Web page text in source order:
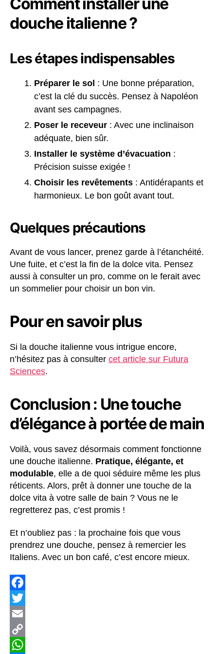
douche italienne ?
Les étapes indispensables
Préparer le sol : Une bonne préparation,
c’est la clé du succès. Pensez à Napoléon
avant ses campagnes.
Poser le receveur : Avec une inclinaison
adéquate, bien sûr.
Installer le système d’évacuation :
Précision suisse exigée !
Choisir les revêtements : Antidérapants et
harmonieux. Le bon goût avant tout.
Quelques précautions
Avant de vous lancer, prenez garde à l’étanchéité.
Une fuite, et c’est la fin de la dolce vita. Pensez
aussi à consulter un pro, comme on le ferait avec
un sommelier pour choisir un bon vin.
Pour en savoir plus
Si la douche italienne vous intrigue encore,
n’hésitez pas à consulter cet article sur Futura
Sciences.
Conclusion : Une touche
d’élégance à portée de main
Voilà, vous savez désormais comment fonctionne
une douche italienne. Pratique, élégante, et
modulable, elle a de quoi séduire même les plus
réticents. Alors, prêt à donner une touche de la
dolce vita à votre salle de bain ? Vous ne le
regretterez pas, c’est promis !
Et n’oubliez pas : la prochaine fois que vous
prendrez une douche, pensez à remercier les
Italiens. Avec un bon café, c’est encore mieux.
F
a
c
e
T
w
E
m
C